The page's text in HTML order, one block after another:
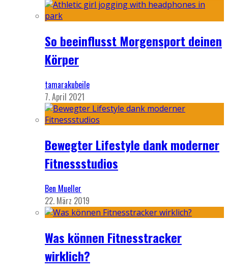
So beeinflusst Morgensport deinen
Körper
tamarakubeile
7. April 2021
Bewegter Lifestyle dank moderner
Fitnessstudios
Ben Mueller
22. März 2019
Was können Fitnesstracker
wirklich?